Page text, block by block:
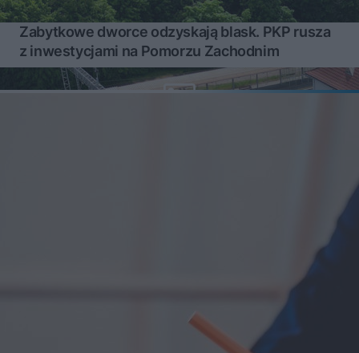
Zabytkowe dworce odzyskają blask. PKP rusza
z inwestycjami na Pomorzu Zachodnim